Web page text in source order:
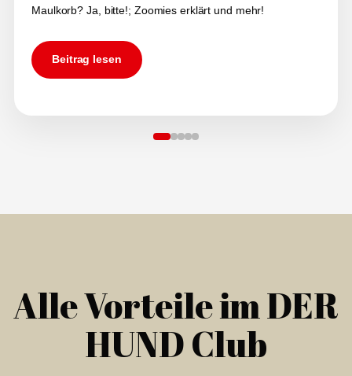
Maulkorb? Ja, bitte!; Zoomies erklärt und mehr!
Beitrag lesen
Alle Vorteile im DER
HUND Club